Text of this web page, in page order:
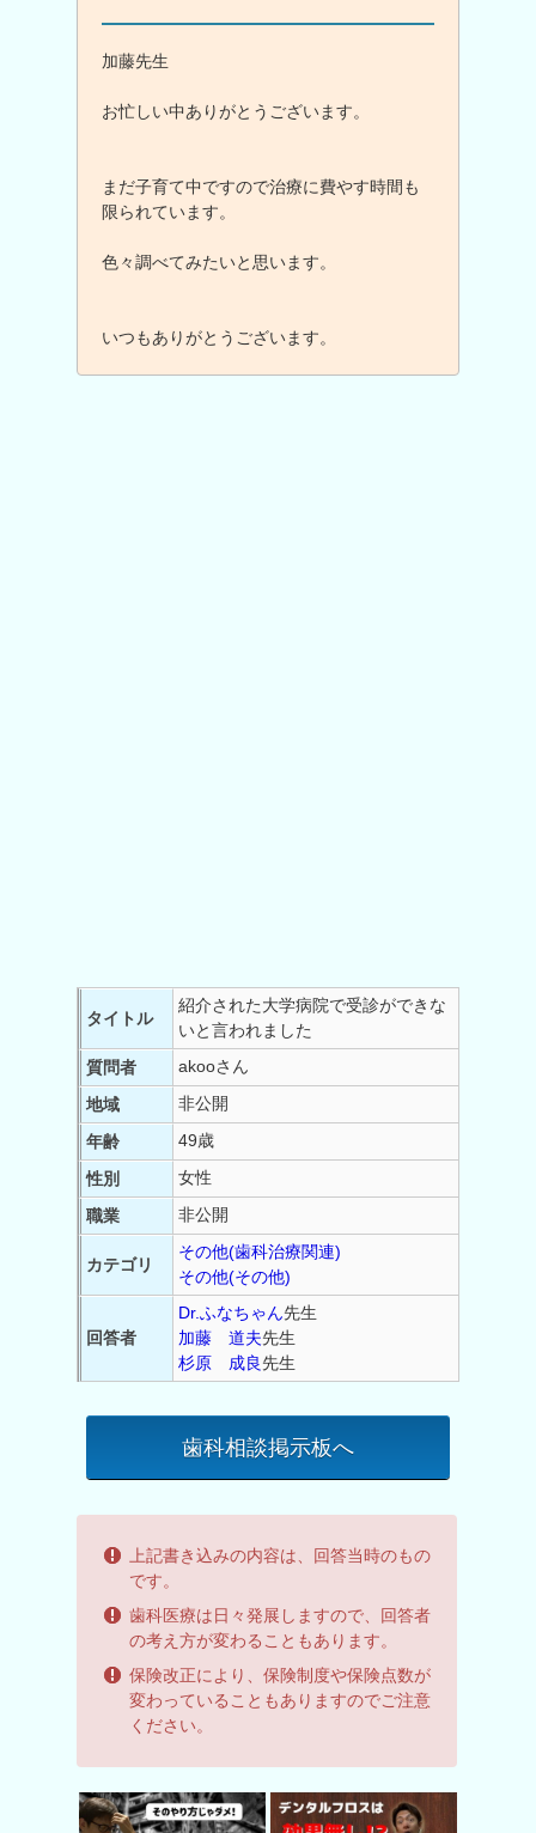
加藤先生
お忙しい中ありがとうございます。
まだ子育て中ですので治療に費やす時間も
限られています。
色々調べてみたいと思います。
いつもありがとうございます。
タイトル
紹介された大学病院で受診ができな
いと言われました
質問者
akooさん
地域
非公開
年齢
49歳
性別
女性
職業
非公開
カテゴリ
その他(歯科治療関連)
その他(その他)
回答者
Dr.ふなちゃん先生
加藤 道夫先生
杉原 成良先生
歯科相談掲示板へ
上記書き込みの内容は、回答当時のもの
です。
歯科医療は日々発展しますので、回答者
の考え方が変わることもあります。
保険改正により、保険制度や保険点数が
変わっていることもありますのでご注意
ください。